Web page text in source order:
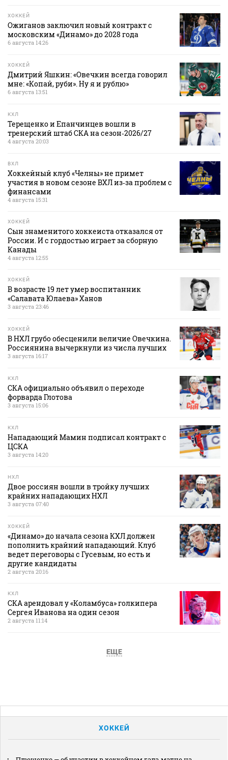
ХОККЕЙ
Ожиганов заключил новый контракт с
московским «Динамо» до 2028 года
6 августа 14:26
ХОККЕЙ
Дмитрий Яшкин: «Овечкин всегда говорил
мне: «Копай, руби». Ну я и рублю»
6 августа 13:51
КХЛ
Терещенко и Епанчинцев вошли в
тренерский штаб СКА на сезон‑2026/27
4 августа 20:03
ВХЛ
Хоккейный клуб «Челны» не примет
участия в новом сезоне ВХЛ из‑за проблем с
финансами
4 августа 15:31
ХОККЕЙ
Сын знаменитого хоккеиста отказался от
России. И с гордостью играет за сборную
Канады
4 августа 12:55
ХОККЕЙ
В возрасте 19 лет умер воспитанник
«Салавата Юлаева» Ханов
3 августа 23:46
ХОККЕЙ
В НХЛ грубо обесценили величие Овечкина.
Россиянина вычеркнули из числа лучших
3 августа 16:17
КХЛ
СКА официально объявил о переходе
форварда Глотова
3 августа 15:06
КХЛ
Нападающий Мамин подписал контракт с
ЦСКА
3 августа 14:20
НХЛ
Двое россиян вошли в тройку лучших
крайних нападающих НХЛ
3 августа 07:40
ХОККЕЙ
«Динамо» до начала сезона КХЛ должен
пополнить крайний нападающий. Клуб
ведет переговоры с Гусевым, но есть и
другие кандидаты
2 августа 20:16
КХЛ
СКА арендовал у «Коламбуса» голкипера
Сергея Иванова на один сезон
2 августа 11:14
ЕЩЕ
ХОККЕЙ